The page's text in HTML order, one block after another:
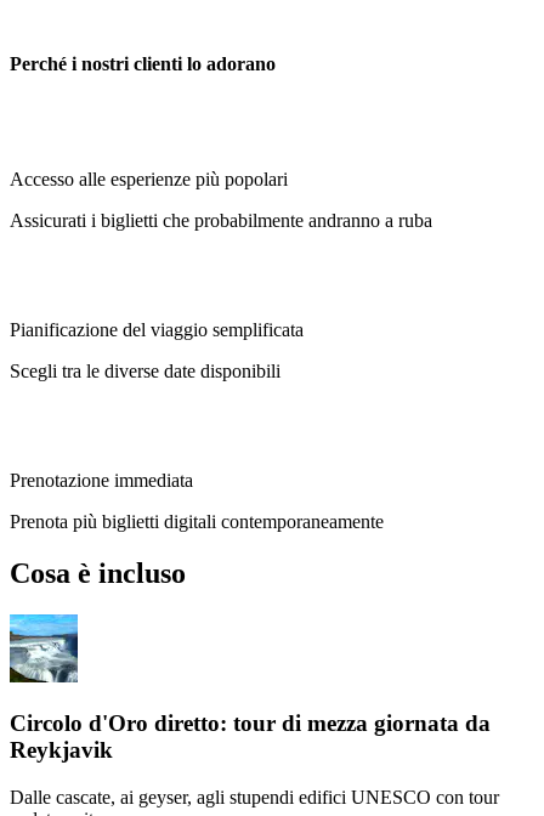
Perché i nostri clienti lo adorano
Accesso alle esperienze più popolari
Assicurati i biglietti che probabilmente andranno a ruba
Pianificazione del viaggio semplificata
Scegli tra le diverse date disponibili
Prenotazione immediata
Prenota più biglietti digitali contemporaneamente
Cosa è incluso
Circolo d'Oro diretto: tour di mezza giornata da
Reykjavik
Dalle cascate, ai geyser, agli stupendi edifici UNESCO con tour